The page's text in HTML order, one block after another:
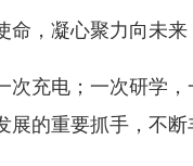
，凝心聚力向未来
电；一次研学，
展的重要抓手，不